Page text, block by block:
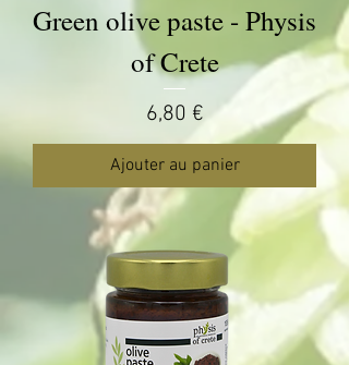
Green olive paste - Physis
of Crete
Prix
6,80 €
Ajouter au panier